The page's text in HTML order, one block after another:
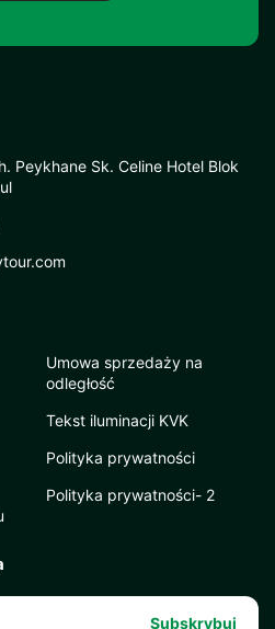
Peykhane Sk. Celine Hotel Blok
Umowa sprzedaży na
odległość
Tekst iluminacji KVK
Polityka prywatności
Polityka prywatności- 2
Subskrybuj